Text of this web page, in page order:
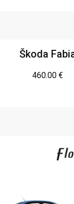
Škoda
460.00 €